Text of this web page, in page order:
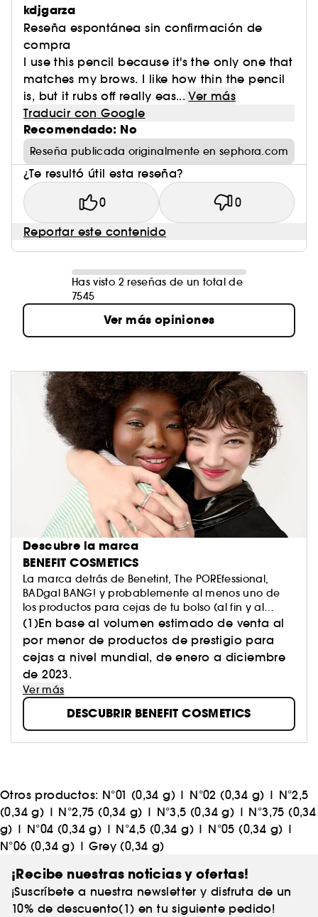
kdjgarza
Reseña espontánea sin confirmación de
compra
I use this pencil because it's the only one that
matches my brows. I like how thin the pencil
is, but it rubs off really eas... Ver más
Traducir con Google
Recomendado: No
Reseña publicada originalmente en sephora.com
¿Te resultó útil esta reseña?
0 0
Reportar este contenido
Has visto 2 reseñas de un total de
7545
Ver más opiniones
Descubre la marca
BENEFIT COSMETICS
La marca detrás de Benetint, The POREfessional,
BADgal BANG! y probablemente al menos uno de
los productos para cejas de tu bolso (al fin y al
cabo, somos la marca de cejas número 1 del
mundo
). ​
Creemos que la belleza debe potenciarnos y
hacernos sentir bien. Porque sentirse bien y lucir bien
van siempre de la mano.​
Así que, tanto si quieres una solución de belleza en
la que puedas confiar como si solo necesitas reírte
un rato, nosotros nos ocupamos de tus cejas y de
tus risas.
(1)En base al volumen estimado de venta al
por menor de productos de prestigio para
cejas a nivel mundial, de enero a diciembre
de 2023.
Ver más
DESCUBRIR BENEFIT COSMETICS
Otros productos: N°01 (0,34 g) | N°02 (0,34 g) | N°2,5
(0,34 g) | N°2,75 (0,34 g) | N°3,5 (0,34 g) | N°3,75 (0,34
g) | N°04 (0,34 g) | N°4,5 (0,34 g) | N°05 (0,34 g) |
N°06 (0,34 g) |Grey (0,34 g)
¡Recibe nuestras noticias y ofertas!
¡Suscríbete a nuestra newsletter y disfruta de un
10% de descuento(1) en tu siguiente pedido!